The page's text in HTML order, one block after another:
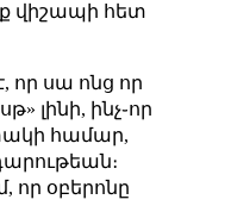
վիշապի հետ
որ սա ոնց որ
լինի, ինչ֊որ
համար,
որ օբերոնը